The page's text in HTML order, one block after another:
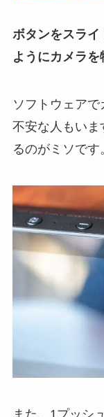
ボタンをスラ
ようにカメラ
ソフトウェア
不安な人もいま
るのがミソです
また、1プッシ